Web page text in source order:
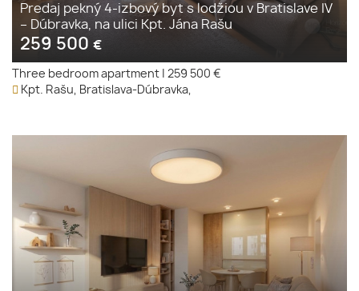
Predaj pekný 4-izbový byt s lodžiou v Bratislave IV
– Dúbravka, na ulici Kpt. Jána Rašu
259 500 €
Three bedroom apartment
259 500 €
Kpt. Rašu, Bratislava-Dúbravka,